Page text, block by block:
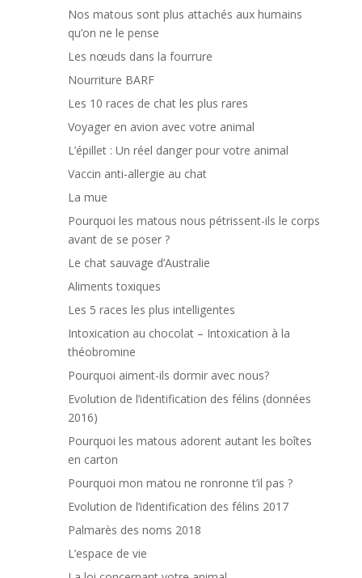
Nos matous sont plus attachés aux humains
qu’on ne le pense
Les nœuds dans la fourrure
Nourriture BARF
Les 10 races de chat les plus rares
Voyager en avion avec votre animal
L’épillet : Un réel danger pour votre animal
Vaccin anti-allergie au chat
La mue
Pourquoi les matous nous pétrissent-ils le corps
avant de se poser ?
Le chat sauvage d’Australie
Aliments toxiques
Les 5 races les plus intelligentes
Intoxication au chocolat – Intoxication à la
théobromine
Pourquoi aiment-ils dormir avec nous?
Evolution de l’identification des félins (données
2016)
Pourquoi les matous adorent autant les boîtes
en carton
Pourquoi mon matou ne ronronne t’il pas ?
Evolution de l’identification des félins 2017
Palmarès des noms 2018
L’espace de vie